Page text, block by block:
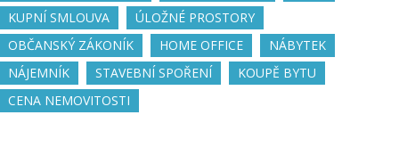
KUPNÍ SMLOUVA
ÚLOŽNÉ PROSTORY
OBČANSKÝ ZÁKONÍK
HOME OFFICE
NÁBYTEK
NÁJEMNÍK
STAVEBNÍ SPOŘENÍ
KOUPĚ BYTU
CENA NEMOVITOSTI